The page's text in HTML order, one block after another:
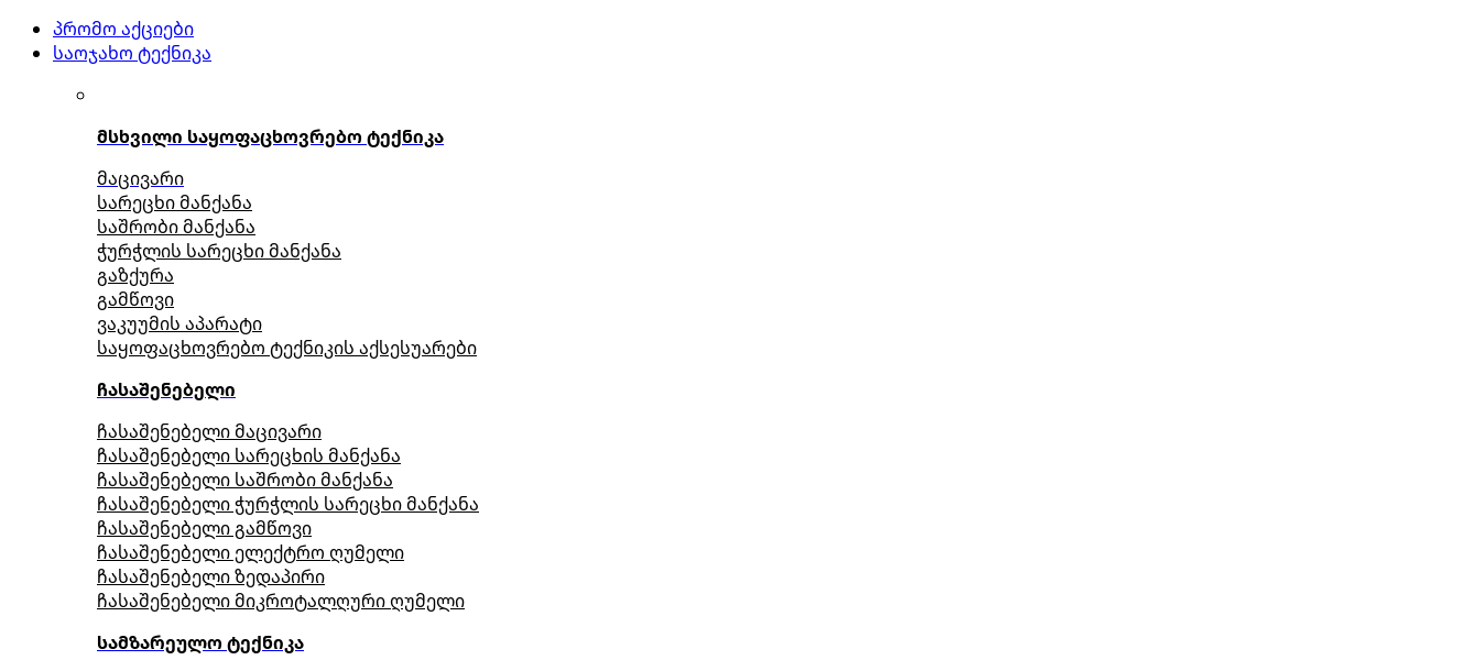
პრომო აქციები
საოჯახო ტექნიკა
მსხვილი საყოფაცხოვრებო ტექნიკა
მაცივარი
სარეცხი მანქანა
საშრობი მანქანა
ჭურჭლის სარეცხი მანქანა
გაზქურა
გამწოვი
ვაკუუმის აპარატი
საყოფაცხოვრებო ტექნიკის აქსესუარები
ჩასაშენებელი
ჩასაშენებელი მაცივარი
ჩასაშენებელი სარეცხის მანქანა
ჩასაშენებელი საშრობი მანქანა
ჩასაშენებელი ჭურჭლის სარეცხი მანქანა
ჩასაშენებელი გამწოვი
ჩასაშენებელი ელექტრო ღუმელი
ჩასაშენებელი ზედაპირი
ჩასაშენებელი მიკროტალღური ღუმელი
სამზარეულო ტექნიკა